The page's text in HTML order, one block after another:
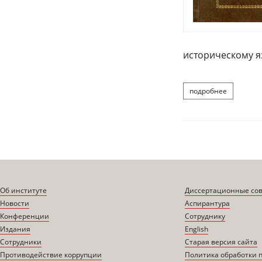
историческому
подробнее
Об институте
Новости
Конференции
Издания
Сотрудники
Противодействие коррупции
Диссертационные
Аспирантура
Сотруднику
English
Старая версия сайта
Политика обработки